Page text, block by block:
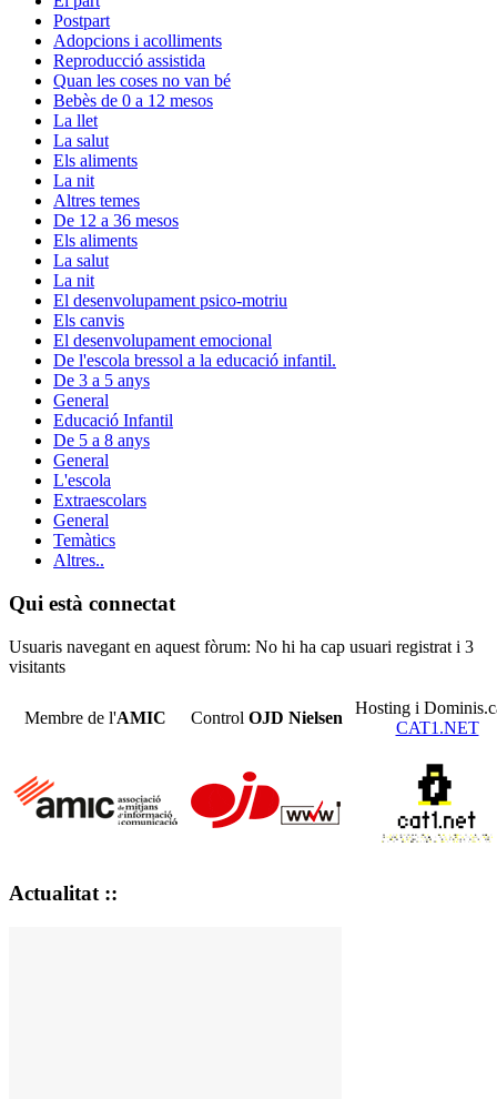
Postpart
Adopcions i acolliments
Reproducció assistida
Quan les coses no van bé
Bebès de 0 a 12 mesos
La llet
La salut
Els aliments
La nit
Altres temes
De 12 a 36 mesos
Els aliments
La salut
La nit
El desenvolupament psico-motriu
Els canvis
El desenvolupament emocional
De l'escola bressol a la educació infantil.
De 3 a 5 anys
General
Educació Infantil
De 5 a 8 anys
General
L'escola
Extraescolars
General
Temàtics
Altres..
Qui està connectat
Usuaris navegant en aquest fòrum: No hi ha cap usuari registrat i 3
visitants
Membre de l'AMIC Control OJD Nielsen
Hosting i
CAT1.NET
Actualitat ::